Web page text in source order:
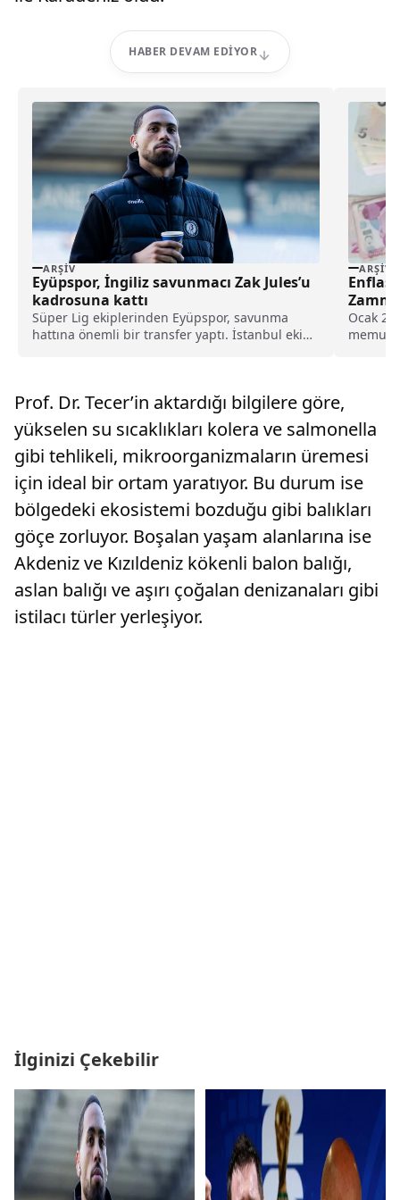
HABER DEVAM EDIYOR
ARŞIV
Eyüpspor, İngiliz savunmacı Zak Jules’u
kadrosuna kattı
Süper Lig ekiplerinden Eyüpspor, savunma
hattına önemli bir transfer yaptı. İstanbul ekibi,
ARŞIV
Ocak
memur
Prof. Dr. Tecer’in aktardığı bilgilere göre,
yükselen su sıcaklıkları kolera ve salmonella
gibi tehlikeli, mikroorganizmaların üremesi
için ideal bir ortam yaratıyor. Bu durum ise
bölgedeki ekosistemi bozduğu gibi balıkları
göçe zorluyor. Boşalan yaşam alanlarına ise
Akdeniz ve Kızıldeniz kökenli balon balığı,
aslan balığı ve aşırı çoğalan denizanaları gibi
istilacı türler yerleşiyor.
İlginizi Çekebilir